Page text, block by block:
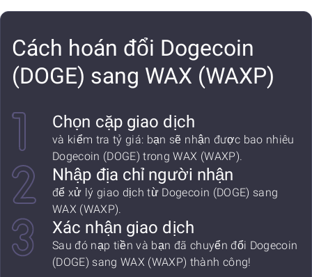
Cách hoán đổi Dogecoin
(DOGE) sang WAX (WAXP)
Chọn cặp giao dịch
và kiểm tra tỷ giá: bạn sẽ nhận được bao nhiêu
Dogecoin (DOGE) trong WAX (WAXP).
Nhập địa chỉ người nhận
để xử lý giao dịch từ Dogecoin (DOGE) sang
WAX (WAXP).
Xác nhận giao dịch
Sau đó nạp tiền và bạn đã chuyển đổi Dogecoin
(DOGE) sang WAX (WAXP) thành công!